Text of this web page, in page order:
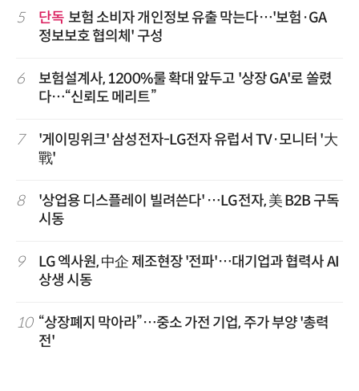
5 단독 보험 소비자 개인정보 유출 막는다…'보험·GA
정보보호 협의체' 구성
6
보험설계사, 1200%룰 확대 앞두고 '상장 GA'로 쏠렸
다…“신뢰도 메리트”
7
'게이밍위크' 삼성전자-LG전자 유럽서 TV·모니터 '大
戰'
8
'상업용 디스플레이 빌려쓴다' …LG전자, 美 B2B 구독
시동
9
LG 엑사원, 中企 제조현장 '전파'…대기업과 협력사 AI
상생 시동
10 “상장폐지 막아라”…중소 가전 기업, 주가 부양 '총력
전'